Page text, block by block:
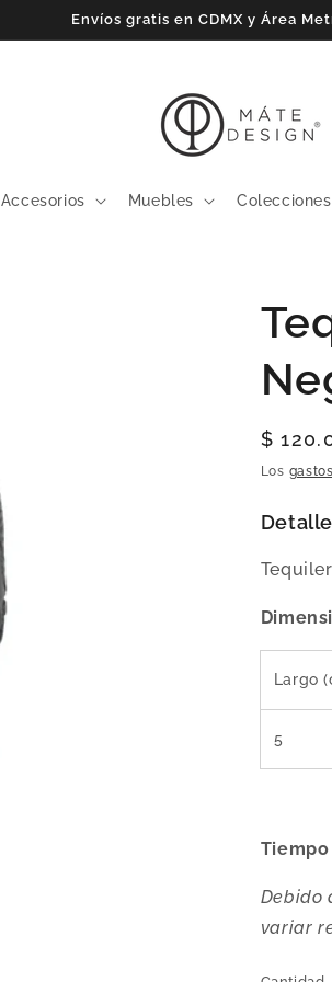
Envíos gratis en CDMX y Área
Accesorios Muebles Colecciones
Precio
$
Los
Largo
5
Debido
variar